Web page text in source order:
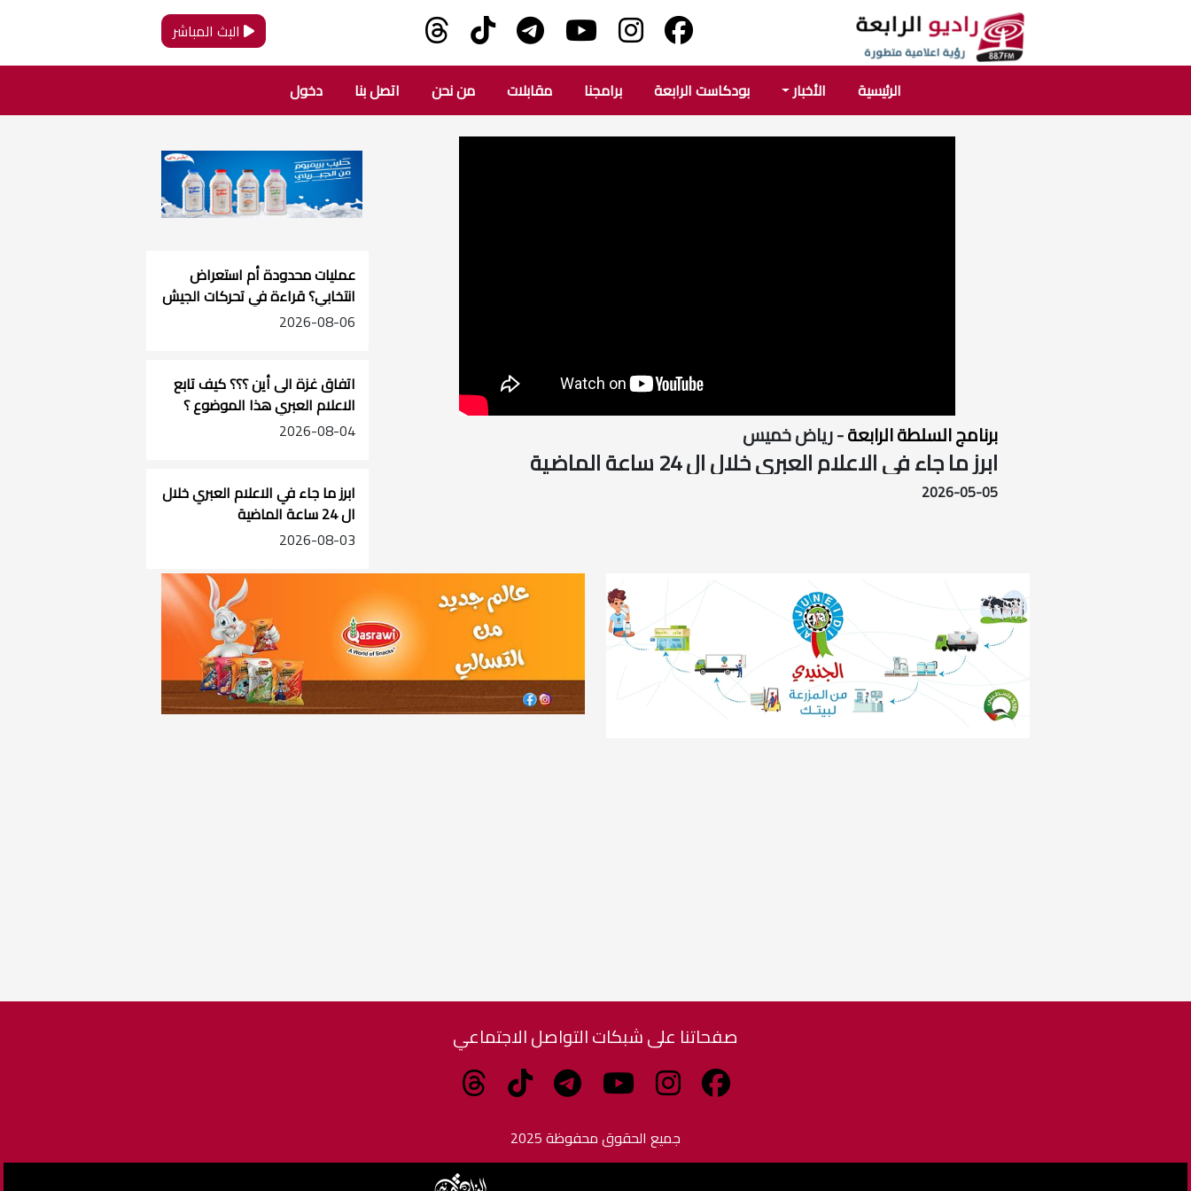
البث المباشر
الرئيسية الأخبار بودكاست الرابعة برامجنا مقابلات من نحن اتصل بنا دخول
برنامج السلطة الرابعة- رياض خميس
ابرز ما جاء في الاعلام العبري خلال ال 24 ساعة الماضية
2026-05-05
عمليات محدودة أم استعراض
انتخابي؟ قراءة في تحركات الجيش
الإسرائيلي بالضفة
2026-08-06
اتفاق غزة الى أين ؟؟؟ كيف تابع
الاعلام العبري هذا الموضوع ؟
2026-08-04
ابرز ما جاء في الاعلام العبري خلال
ال 24 ساعة الماضية
2026-08-03
صفحاتنا على شبكات التواصل الاجتماعي
جميع الحقوق محفوظة 2025